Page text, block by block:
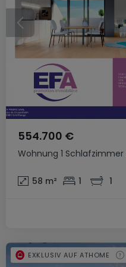
Wohnung 1 Schlafzimmer
554.700 €
58 m² 1 1
EXKLUSIV AUF ATHOME